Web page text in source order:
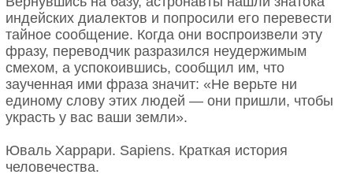
индейских диалектов и попросили его перевести
тайное сообщение. Когда они воспроизвели эту
фразу, переводчик разразился неудержимым
смехом, а успокоившись, сообщил им, что
заученная ими фраза значит: «Не верьте ни
единому слову этих людей — они пришли, чтобы
украсть у вас ваши земли».
Юваль Харрари. Sapiens. Краткая история
человечества.